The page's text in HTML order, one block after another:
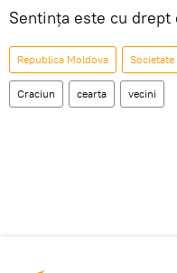
Sentinţa este cu
Republica Moldova Societate
Craciun cearta vecini